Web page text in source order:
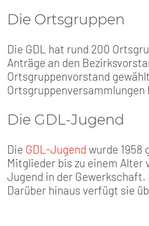
Die Ortsgruppen
Die GDL hat rund 200
Anträge an den
Ortsgruppenvorstand
Ortsgruppenversammlungen
Die GDL-Jugend
Die GDL-Jugend wurde 1958
Mitglieder bis zu einem
Jugend in der
Darüber hinaus verfügt sie